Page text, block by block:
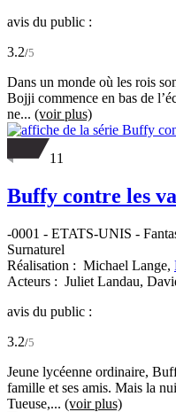
avis du public :
3.2/5
Dans un monde où les rois
Bojji commence en bas de
ne... (voir plus)
11
Buffy contre les
-0001 - ETATS-UNIS -
Surnaturel
Réalisation : Michael Lange,
Acteurs : Juliet Landau,
avis du public :
3.2/5
Jeune lycéenne ordinaire,
famille et ses amis. Mais la
Tueuse,... (voir plus)